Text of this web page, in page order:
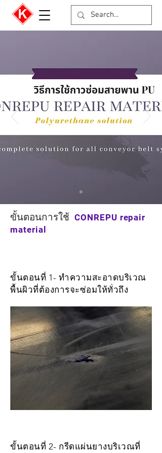
ขั้นตอนการใช้ CONREPU repair
material
ขั้นตอนที่ 1- ทำความสะอาดบริเวณ
พื้นผิวที่ต้องการจะซ่อมให้ทั่วถึง
ขั้นตอนที่ 2- กรีดแผ่นยางบริเวณที่